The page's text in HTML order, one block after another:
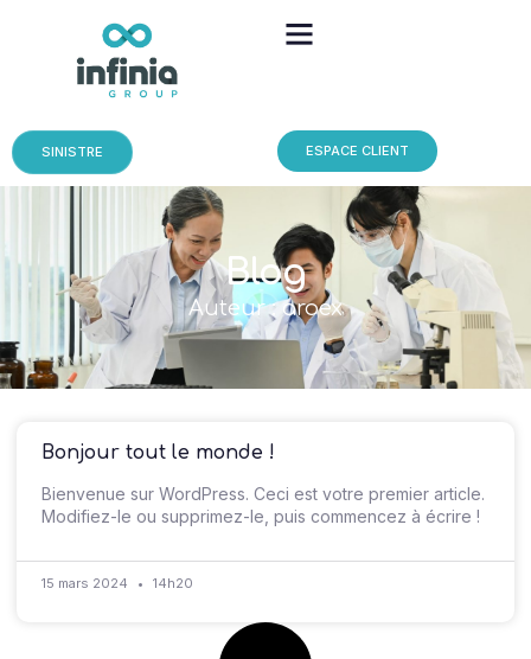
SINISTRE ESPACE CLIENT
Blog
Auteur :aroex
Bonjour tout le monde !
Bienvenue sur WordPress. Ceci est votre premier article.
Modifiez-le ou supprimez-le, puis commencez à écrire !
15 mars 2024 14h20